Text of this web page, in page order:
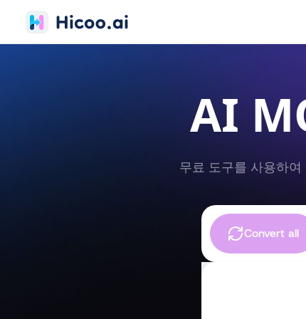
AI
무료 도구를 사용하